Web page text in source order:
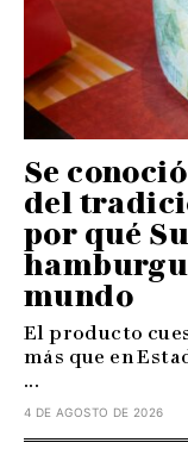
Se
del
por qué
mundo
El producto
más que en
...
4 DE AGOSTO DE 2026